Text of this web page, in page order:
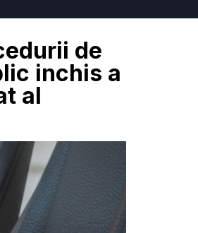
de
inchis a
al